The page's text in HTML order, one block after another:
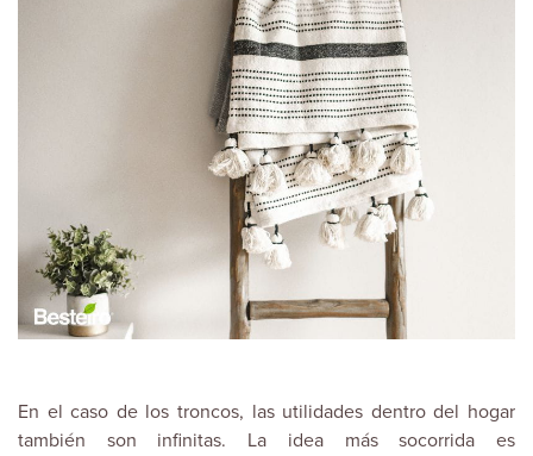
En el caso de los troncos, las utilidades dentro del hogar
también son infinitas. La idea más socorrida es